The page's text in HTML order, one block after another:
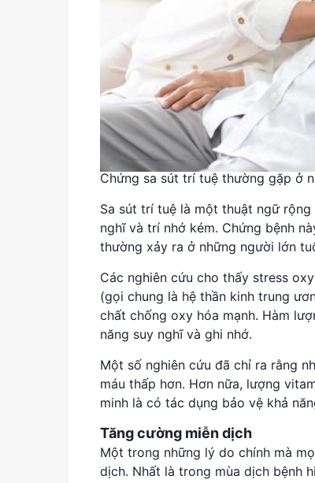
Chứng sa sút trí tuệ thường gặp ở
Sa sút trí tuệ là một thuật ngữ
nghĩ và trí nhớ kém. Chứng bệnh
thường xảy ra ở những người lớn
Các nghiên cứu cho thấy stress
(gọi chung là hệ thần kinh trung
chất chống oxy hóa mạnh. Hàm
năng suy nghĩ và ghi nhớ.
Một số nghiên cứu đã chỉ ra rằng
máu thấp hơn. Hơn nữa, lượng
minh là có tác dụng bảo vệ khả
Tăng cường miễn dịch
Một trong những lý do chính mà
dịch. Nhất là trong mùa dịch bệnh